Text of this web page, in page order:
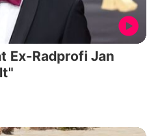
Ex-Radprofi Jan